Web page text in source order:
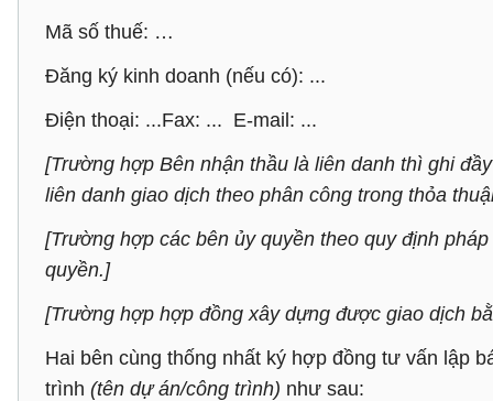
Mã số thuế: …
Đăng ký kinh doanh (nếu có): ...
Điện thoại: ...Fax: ... E-mail: ...
[Trường hợp Bên nhận thầu là liên danh thì ghi
liên danh giao dịch theo phân công trong thỏa
[Trường hợp các bên ủy quyền theo quy định
quyền.]
[Trường hợp hợp đồng xây dựng được giao dịch
Hai bên cùng thống nhất ký hợp đồng tư vấn lập
trình (tên dự án/công trình) như sau: